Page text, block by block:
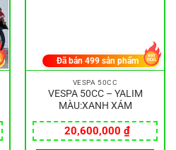
VESPA 50CC
VESPA 50CC – YALIM
MÀU:XANH XÁM
20,600,000 ₫
Đã bán499 sản phẩm